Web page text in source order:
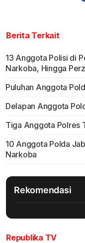
Berita Terkait
13 Anggota Polisi di
Narkoba, Hingga
Puluhan Anggota
Delapan Anggota
Tiga Anggota Polres
10 Anggota Polda
Narkoba
Rekomendasi
Republika TV